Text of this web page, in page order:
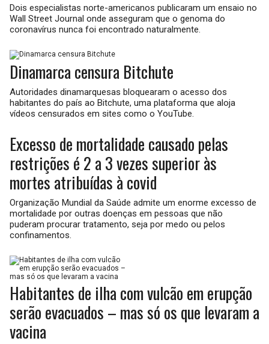
Dois especialistas norte-americanos publicaram um ensaio no
Wall Street Journal onde asseguram que o genoma do
coronavírus nunca foi encontrado naturalmente.
Dinamarca censura Bitchute
Autoridades dinamarquesas bloquearam o acesso dos
habitantes do país ao Bitchute, uma plataforma que aloja
vídeos censurados em sites como o YouTube.
Excesso de mortalidade causado pelas
restrições é 2 a 3 vezes superior às
mortes atribuídas à covid
Organização Mundial da Saúde admite um enorme excesso de
mortalidade por outras doenças em pessoas que não
puderam procurar tratamento, seja por medo ou pelos
confinamentos.
Habitantes de ilha com vulcão em erupção
serão evacuados – mas só os que levaram a
vacina